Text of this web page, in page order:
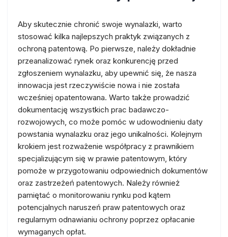
Aby skutecznie chronić swoje wynalazki, warto
stosować kilka najlepszych praktyk związanych z
ochroną patentową. Po pierwsze, należy dokładnie
przeanalizować rynek oraz konkurencję przed
zgłoszeniem wynalazku, aby upewnić się, że nasza
innowacja jest rzeczywiście nowa i nie została
wcześniej opatentowana. Warto także prowadzić
dokumentację wszystkich prac badawczo-
rozwojowych, co może pomóc w udowodnieniu daty
powstania wynalazku oraz jego unikalności. Kolejnym
krokiem jest rozważenie współpracy z prawnikiem
specjalizującym się w prawie patentowym, który
pomoże w przygotowaniu odpowiednich dokumentów
oraz zastrzeżeń patentowych. Należy również
pamiętać o monitorowaniu rynku pod kątem
potencjalnych naruszeń praw patentowych oraz
regularnym odnawianiu ochrony poprzez opłacanie
wymaganych opłat.